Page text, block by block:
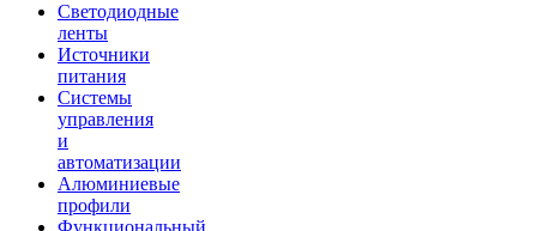
Светодиодные
ленты
Источники
питания
Системы
управления
и
автоматизации
Алюминиевые
профили
Функциональный